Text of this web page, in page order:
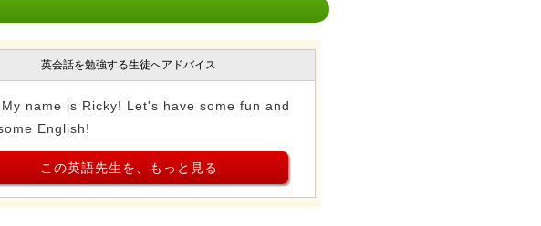
英会話を勉強する生徒へアドバイス
name is Ricky! Let's have some fun and
English!
この英語先生を、もっと見る